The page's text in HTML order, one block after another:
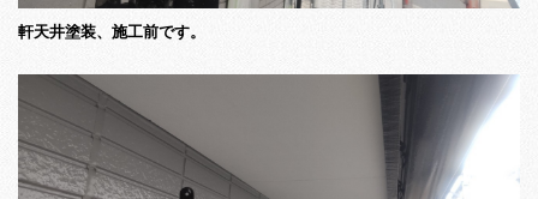
軒天井塗装、施工前です。